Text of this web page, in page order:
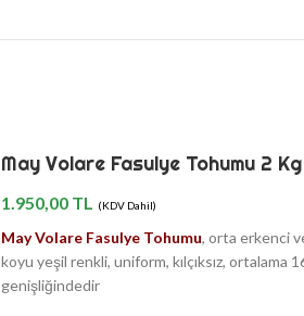
May Volare Fasulye Tohumu 2 Kg
1.950,00TL (KDV Dahil)
May Volare Fasulye Tohumu, orta erkenci
koyu yeşil renkli, uniform, kılçıksız, ortalama
genişliğindedir